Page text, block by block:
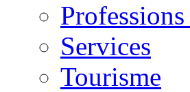
Services
Tourisme